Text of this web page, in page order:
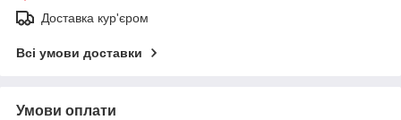
Доставка кур'єром
Всі умови доставки
Умови оплати